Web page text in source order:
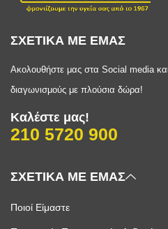
ΣΧΕΤΙΚΑ ΜΕ ΕΜΑΣ
Ακολουθήστε μας στα Social media
διαγωνισμούς με πλούσια δώρα!
Καλέστε μας!
210 5720 900
ΣΧΕΤΙΚΑ ΜΕ ΕΜΑΣ
Ποιοί Είμαστε